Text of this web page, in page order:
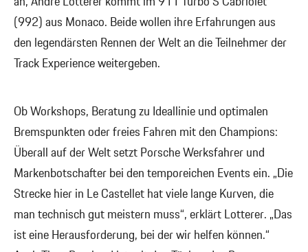
(992) aus Monaco. Beide wollen ihre Erfahrungen aus
den legendärsten Rennen der Welt an die Teilnehmer der
Track Experience weitergeben.
Ob Workshops, Beratung zu Ideallinie und optimalen
Bremspunkten oder freies Fahren mit den Champions:
Überall auf der Welt setzt Porsche Werksfahrer und
Markenbotschafter bei den temporeichen Events ein. „Die
Strecke hier in Le Castellet hat viele lange Kurven, die
man technisch gut meistern muss“, erklärt Lotterer. „Das
ist eine Herausforderung, bei der wir helfen können.“